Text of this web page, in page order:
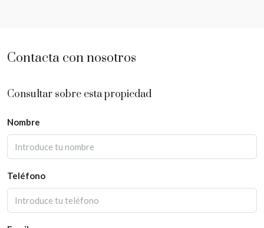
Contacta con nosotros
Consultar sobre esta propiedad
Nombre
Teléfono